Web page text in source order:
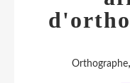
Orthographe,